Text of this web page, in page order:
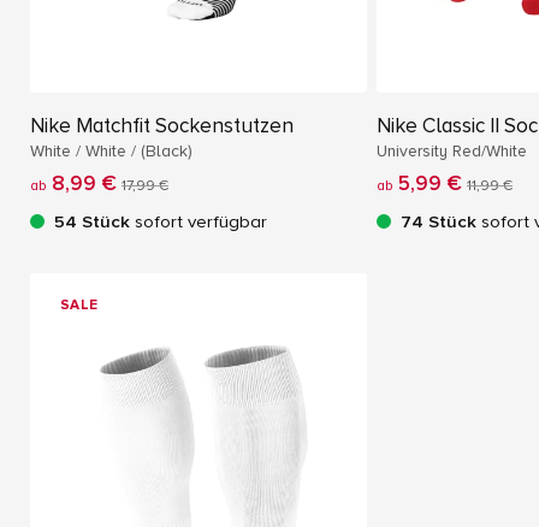
Nike Matchfit Sockenstutzen
White / White / (Black)
ab 8,99 € 17,99 €
54 Stück sofort verfügbar
Nike Classic II
University Red/White
ab 5,99 € 11,99 €
74 Stück sofort
SALE